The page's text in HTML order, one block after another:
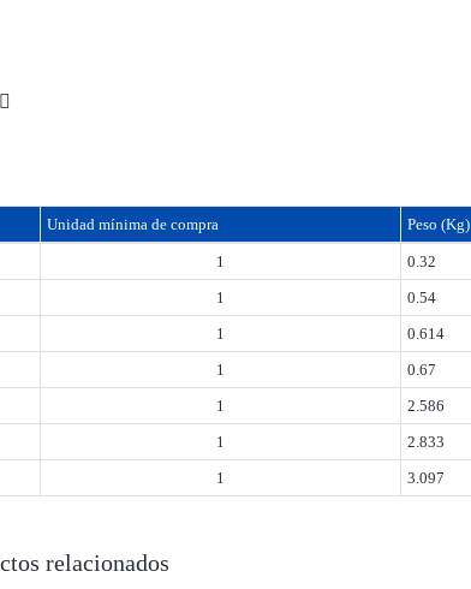
Unidad mínima de compra Peso (Kg)
1 0.32
1 0.54
1 0.614
1 0.67
1 2.586
1 2.833
1 3.097
relacionados